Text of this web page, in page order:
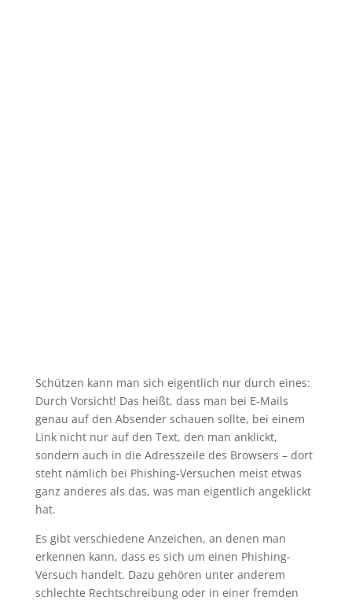
Schützen kann man sich eigentlich nur durch eines:
Durch Vorsicht! Das heißt, dass man bei E-Mails
genau auf den Absender schauen sollte, bei einem
Link nicht nur auf den Text, den man anklickt,
sondern auch in die Adresszeile des Browsers – dort
steht nämlich bei Phishing-Versuchen meist etwas
ganz anderes als das, was man eigentlich angeklickt
hat.
Es gibt verschiedene Anzeichen, an denen man
erkennen kann, dass es sich um einen Phishing-
Versuch handelt. Dazu gehören unter anderem
schlechte Rechtschreibung oder in einer fremden